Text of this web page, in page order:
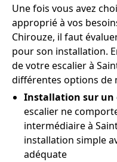
Une fois vous avez
approprié à vos
Chirouze, il faut
pour son installation.
de votre escalier à
différentes options de
Installation sur un
escalier ne
intermédiaire à
installation simple
adéquate